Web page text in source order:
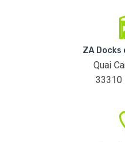
ZA Docks
Quai
33310